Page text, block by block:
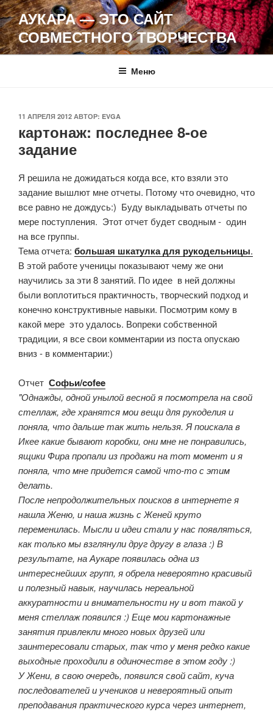
Перейти
к
содержимому
АУКАРА — ЭТО САЙТ
СОВМЕСТНОГО ТВОРЧЕСТВА
Меню
ОПУБЛИКОВАНО
11 АПРЕЛЯ 2012 АВТОР: EVGA
картонаж: последнее 8-ое
задание
Я решила не дожидаться когда все, кто взяли это
задание вышлют мне отчеты. Потому что очевидно, что
все равно не дождусь:) Буду выкладывать отчеты по
мере поступления. Этот отчет будет сводным - один
на все группы.
Тема отчета: большая шкатулка для рукодельницы.
В этой работе ученицы показывают чему же они
научились за эти 8 занятий. По идее в ней должны
были воплотиться практичность, творческий подход и
конечно конструктивные навыки. Посмотрим кому в
какой мере это удалось. Вопреки собственной
традиции, я все свои комментарии из поста опускаю
вниз - в комментарии:)
Отчет Софьи/cofee
"Однажды, одной унылой весной я посмотрела на свой
стеллаж, где хранятся мои вещи для рукоделия и
поняла, что дальше так жить нельзя. Я поискала в
Икее какие бывают коробки, они мне не понравились,
ящики Фира пропали из продажи на тот момент и я
поняла, что мне придется самой что-то с этим
делать.
После непродолжительных поисков в интернете я
нашла Женю, и наша жизнь с Женей круто
переменилась. Мысли и идеи стали у нас появляться,
как только мы взглянули друг другу в глаза :) В
результате, на Аукаре появилась одна из
интереснейших групп, я обрела невероятно красивый
и полезный навык, научилась нереальной
аккуратности и внимательности ну и вот такой у
меня стеллаж появился :) Еще мои картонажные
занятия привлекли много новых друзей или
заинтересовали старых, так что у меня редко какие
выходные проходили в одиночестве в этом году :)
У Жени, в свою очередь, появился свой сайт, куча
последователей и учеников и невероятный опыт
преподавания практического курса через интернет,